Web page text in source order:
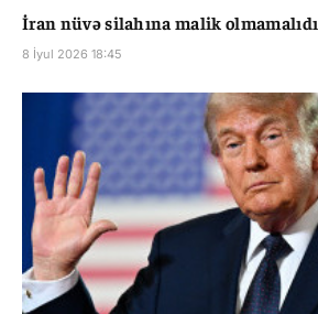
İran nüvə silahına malik
8 İyul 2026 18:45